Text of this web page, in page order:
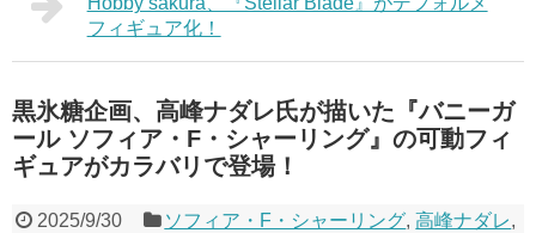
フィギュア化！
黒氷糖企画、高峰ナダレ氏が描いた『バニーガ
ール ソフィア・F・シャーリング』の可動フィ
ギュアがカラバリで登場！
2025/9/30 ソフィア・F・シャーリング,高峰ナダレ,